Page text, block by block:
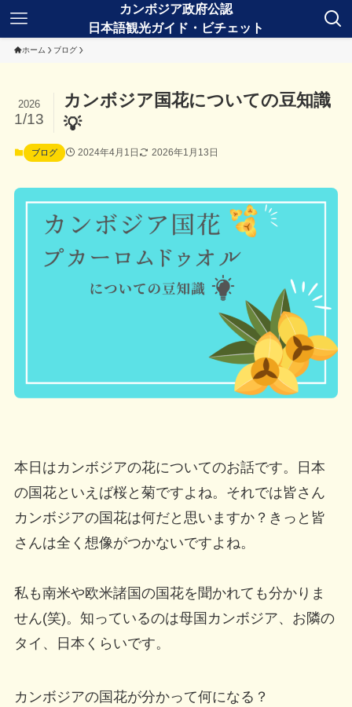
ホーム ブログ
カンボジア国花についての豆知識
💡
2026
1/13
ブログ 2024年4月1日 2026年1月13日
本日はカンボジアの花についてのお話です。日本
の国花といえば桜と菊ですよね。それでは皆さん
カンボジアの国花は何だと思いますか？きっと皆
さんは全く想像がつかないですよね。
私も南米や欧米諸国の国花を聞かれても分かりま
せん(笑)。知っているのは母国カンボジア、お隣の
タイ、日本くらいです。
カンボジアの国花が分かって何になる？